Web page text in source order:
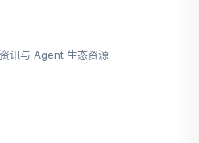
讯与 Agent 生态资源